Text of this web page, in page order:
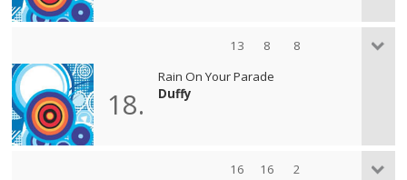
13 8 8
18.
Rain On Your Parade
Duffy
16 16 2